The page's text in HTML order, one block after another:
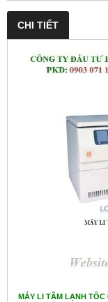
CHI TIẾT
MÁY LI TÂM LẠNH TỐC